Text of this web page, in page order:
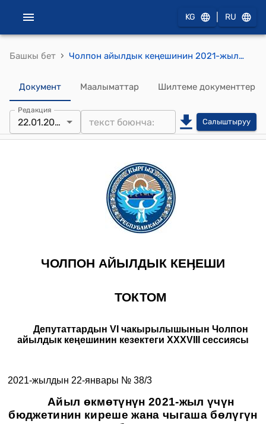
KG RU
Башкы бет › Чолпон айылдык кеңешинин 2021-жылдын 22-январындагы № 38/3 "Айыл өкмөтүнүн 2021-жыл үчүн бюджетинин киреше жана чыгаша бөлүгүн кароо жана бекитүү жөнүндө" токтому
Документ Маалыматтар Шилтеме документтер
Редакция
22.01.2021 Салыштыруу